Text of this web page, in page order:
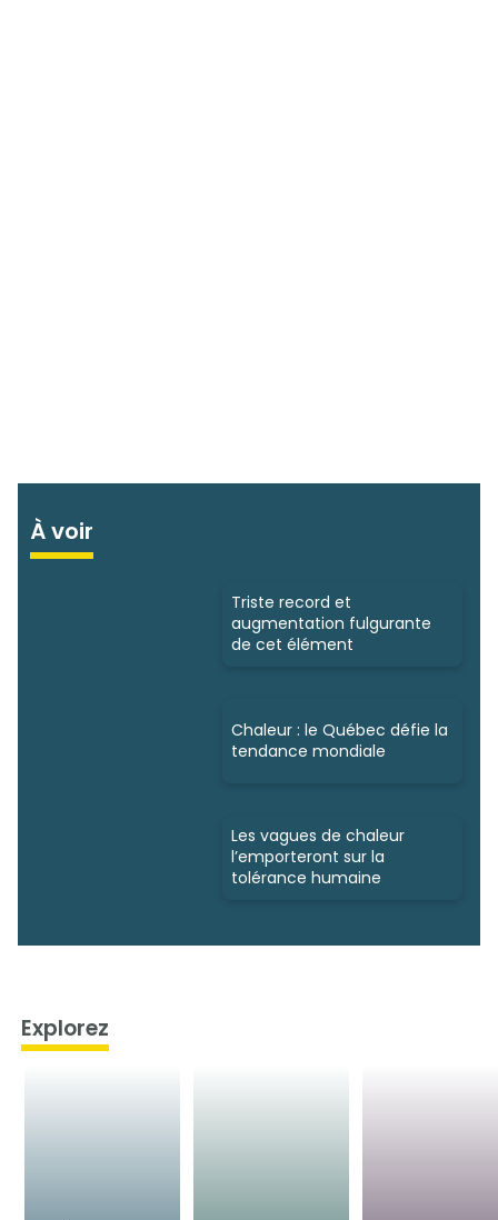
À voir
Triste record et
augmentation fulgurante
de cet élément
Chaleur : le Québec défie la
tendance mondiale
Les vagues de chaleur
l’emporteront sur la
tolérance humaine
Explorez